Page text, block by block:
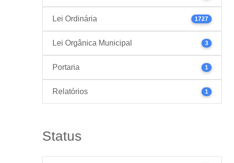
Lei Ordinária 1727
Lei Orgânica Municipal 3
Portaria 1
Relatórios 1
Status